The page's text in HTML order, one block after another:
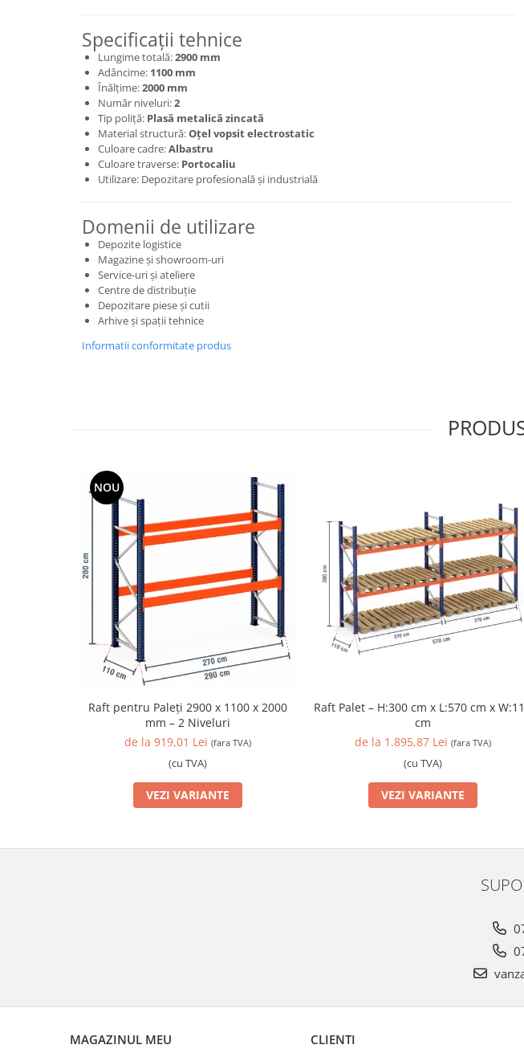
Specificații tehnice
Lungime totală:2900 mm
Adâncime: 1100 mm
Înălțime:2000 mm
Număr niveluri:2
Tip poliță: Plasă metalică zincată
Material structură:Oțel vopsit electrostatic
Culoare cadre:Albastru
Culoare traverse: Portocaliu
Utilizare: Depozitare profesională și industrială
Domenii de utilizare
Depozite logistice
Magazine și showroom-uri
Service-uri și ateliere
Centre de distribuție
Depozitare piese și cutii
Arhive și spații tehnice
Informatii conformitate produs
NOU
Raft pentru Paleți 2900 x 1100 x 2000
mm – 2 Niveluri
de la 919,01 Lei (fara TVA)
(cu TVA)
VEZI VARIANTE
Raft Palet – H:300 cm x L:570 cm x
cm
de la 1.895,87 Lei (fara TVA)
(cu TVA)
VEZI VARIANTE
MAGAZINUL MEU CLIENTI